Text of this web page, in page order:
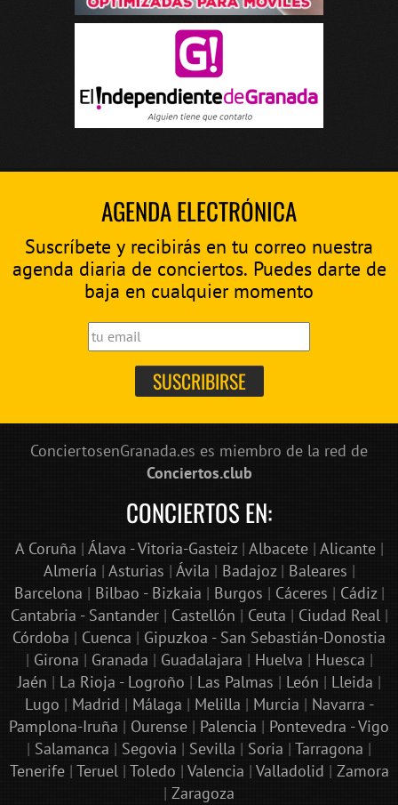
AGENDA ELECTRÓNICA
Suscríbete y recibirás en tu correo nuestra
agenda diaria de conciertos. Puedes darte de
baja en cualquier momento
ConciertosenGranada.es es miembro de la red de
Conciertos.club
CONCIERTOS EN:
A Coruña | Álava - Vitoria-Gasteiz| Albacete| Alicante|
Almería | Asturias | Ávila | Badajoz| Baleares |
Barcelona | Bilbao - Bizkaia | Burgos | Cáceres | Cádiz|
Cantabria - Santander| Castellón | Ceuta | Ciudad Real|
Córdoba | Cuenca | Gipuzkoa - San Sebastián-Donostia
| Girona | Granada | Guadalajara | Huelva | Huesca |
Jaén | La Rioja - Logroño | Las Palmas | León | Lleida |
Lugo | Madrid | Málaga | Melilla | Murcia | Navarra -
Pamplona-Iruña | Ourense | Palencia | Pontevedra - Vigo
| Salamanca | Segovia | Sevilla | Soria | Tarragona |
Tenerife| Teruel| Toledo | Valencia | Valladolid | Zamora
| Zaragoza